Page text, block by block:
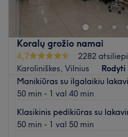
nagų priauginimas - tai tik
siūlomų paslaugų.
Artimiausias viešasis transportas:
Saloną yra lengva pasiekti
25, 49, 54, 55, 59, 68, 69, 116,
troleibusais: 16, 18 (st.
Komanda:
Meistrė yra patyrusi ir kruopšti
Koralų grožio namai
4,7
2282
Karoliniškes, Vilnius
Manikiūras su ilgalaikiu
50 min - 1 val 40 min
Klasikinis pedikiūras su
50 min - 1 val 50 min